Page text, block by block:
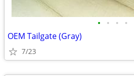
• • • •
OEM Tailgate (Gray)
7/23